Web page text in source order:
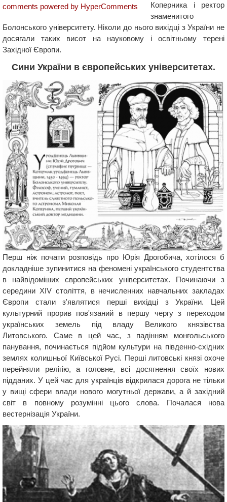
comments powered by HyperComments
Коперника і ректор
знаменитого
Болонського університету. Ніколи до нього вихідці з України не
досягали таких висот на науковому і освітньому терені
Західної Європи.
Сини України в європейських університетах.
Перш ніж почати розповідь про Юрія Дрогобича, хотілося б
докладніше зупинитися на феномені українського студентства
в найвідоміших європейських університетах. Починаючи з
середини XIV століття, в нечисленних навчальних закладах
Європи стали з'являтися перші вихідці з України. Цей
культурний прорив пов'язаний в першу чергу з переходом
українських земель під владу Великого князівства
Литовського. Саме в цей час, з падінням монгольського
панування, починається підйом культури на південно-східних
землях колишньої Київської Русі. Перші литовські князі охоче
перейняли релігію, а головне, всі досягнення своїх нових
підданих. У цей час для українців відкрилася дорога не тільки
у вищі сфери влади нового могутньої держави, а й західний
світ в повному розумінні цього слова. Почалася нова
вестернізація України.